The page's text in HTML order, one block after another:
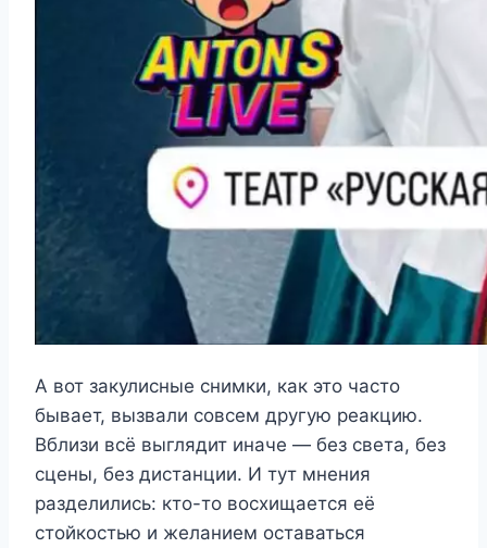
А вот закулисные снимки, как это часто
бывает, вызвали совсем другую реакцию.
Вблизи всё выглядит иначе — без света, без
сцены, без дистанции. И тут мнения
разделились: кто-то восхищается её
стойкостью и желанием оставаться